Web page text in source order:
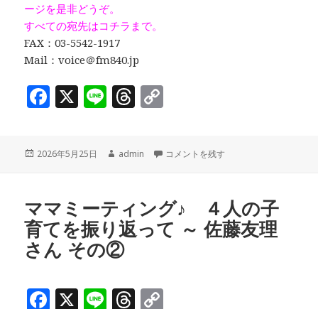
ージを是非どうぞ。
すべての宛先はコチラまで。
FAX：03-5542-1917
Mail：voice＠fm840.jp
F
c
e
o
o
k
X Li
e
T
r
e
d
s
y
n
k
投
2026年5月25日
作
admin 「中央区立子ども家庭支援センターき
コメントを残す
ママミーティング♪ ４人の子
育てを振り返って ～ 佐藤友理
さん その②
F X Li T